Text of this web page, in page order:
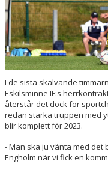
ETTAN SÖDRA
I de sista skälvande
Eskilsminne IF:s
återstår det dock för
redan starka truppen med
blir komplett för 2023.
- Man ska ju vänta med det
Engholm när vi fick en